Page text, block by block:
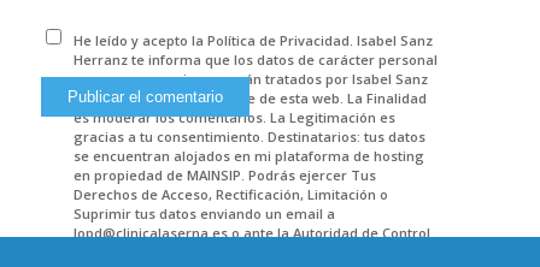
He leído y acepto la Política de Privacidad. Isabel Sanz
Herranz te informa que los datos de carácter personal
que nos proporciones serán tratados por Isabel Sanz
Herranz como responsable de esta web. La Finalidad
es moderar los comentarios. La Legitimación es
gracias a tu consentimiento. Destinatarios: tus datos
se encuentran alojados en mi plataforma de hosting
en propiedad de MAINSIP. Podrás ejercer Tus
Derechos de Acceso, Rectificación, Limitación o
Suprimir tus datos enviando un email a
lopd@clinicalaserna.es o ante la Autoridad de Control.